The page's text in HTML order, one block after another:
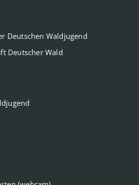
Deutschen Waldjugend
Deutscher Wald